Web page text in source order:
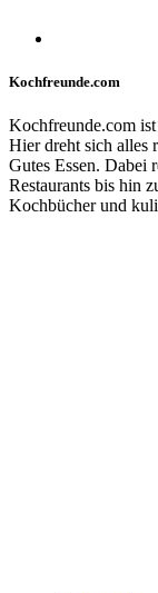
Kochfreunde.com
Kochfreunde.com
Hier dreht sich alles
Gutes Essen. Dabei
Restaurants bis hin
Kochbücher und